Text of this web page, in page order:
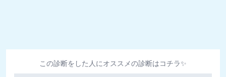
この診断をした人にオススメの診断はコチラ✨